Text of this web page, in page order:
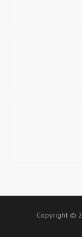
Copyright ©